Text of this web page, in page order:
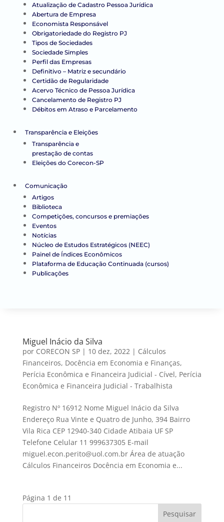
Atualização de Cadastro Pessoa Jurídica
Abertura de Empresa
Economista Responsável
Obrigatoriedade do Registro PJ
Tipos de Sociedades
Sociedade Simples
Perfil das Empresas
Definitivo – Matriz e secundário
Certidão de Regularidade
Acervo Técnico de Pessoa Jurídica
Cancelamento de Registro PJ
Débitos em Atraso e Parcelamento
Transparência e Eleições
Transparência e
prestação de contas
Eleições do Corecon-SP
Comunicação
Artigos
Biblioteca
Competições, concursos e premiações
Eventos
Notícias
Núcleo de Estudos Estratégicos (NEEC)
Painel de Índices Econômicos
Plataforma de Educação Continuada (cursos)
Publicações
Miguel Inácio da Silva
por CORECON SP| 10 dez, 2022| Cálculos
Financeiros, Docência em Economia e Finanças,
Perícia Econômica e Financeira Judicial - Cível, Perícia
Econômica e Financeira Judicial - Trabalhista
Registro Nº 16912 Nome Miguel Inácio da Silva
Endereço Rua Vinte e Quatro de Junho, 394 Bairro
Vila Rica CEP 12940-340 Cidade Atibaia UF SP
Telefone Celular 11 999637305 E-mail
miguel.econ.perito@uol.com.br Área de atuação
Cálculos Financeiros Docência em Economia e...
Página 1 de 1 1
Pesquisar